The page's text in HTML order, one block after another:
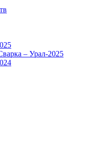
– Урал-2025